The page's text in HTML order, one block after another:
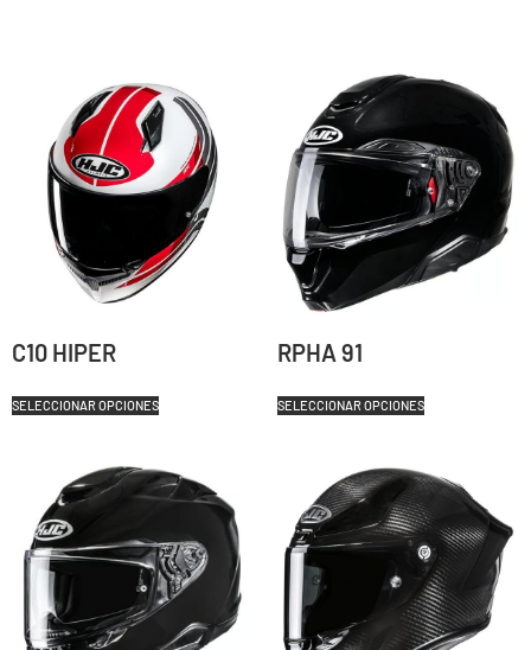
C10 HIPER
SELECCIONAR OPCIONES
RPHA 91
SELECCIONAR OPCIONES